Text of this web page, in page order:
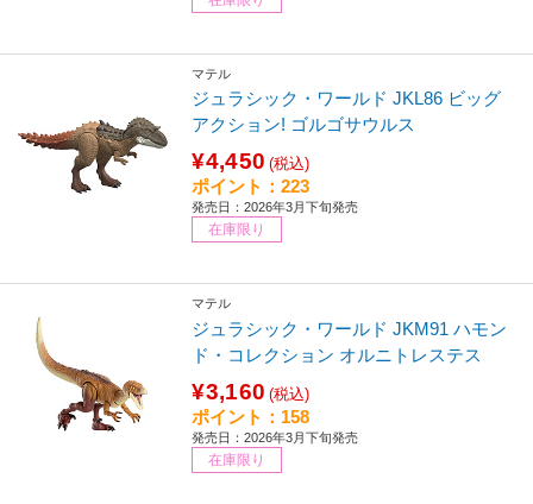
マテル
ジュラシック・ワールド JKL86 ビッグ
アクション! ゴルゴサウルス
¥4,450 (税込)
ポイント：223
発売日：2026年3月下旬発売
在庫限り
マテル
ジュラシック・ワールド JKM91 ハモン
ド・コレクション オルニトレステス
¥3,160 (税込)
ポイント：158
発売日：2026年3月下旬発売
在庫限り